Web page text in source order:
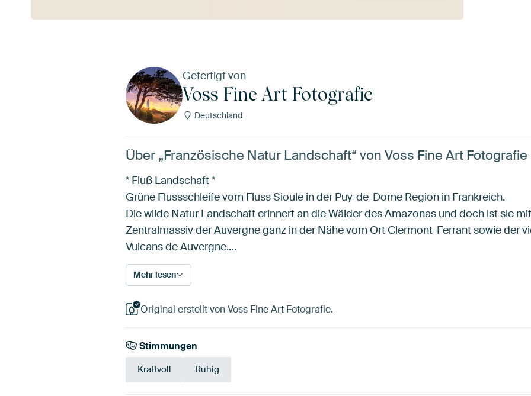
Gefertigt von
Voss Fine Art Fotografie
Deutschland
Über „Französische Natur Landschaft“ von Voss Fine Art Fotografie
* Fluß Landschaft *
Grüne Flussschleife vom Fluss Sioule in der Puy-de-Dome Region in Frankreich.
Die wilde Natur Landschaft erinnert an die Wälder des Amazonas und doch ist sie
Zentralmassiv der Auvergne ganz in der Nähe vom Ort Clermont-Ferrant sowie der
Vulcans de Auvergne.…
Mehr lesen
Original erstellt von Voss Fine Art Fotografie.
Stimmungen
Kraftvoll Ruhig